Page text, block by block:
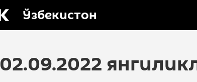
Ўзбекистон
02.09.2022